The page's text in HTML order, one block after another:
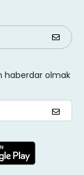
haberdar olmak